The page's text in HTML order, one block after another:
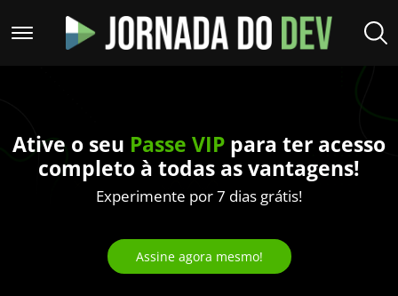
Ative o seu Passe VIP para ter acesso
completo à todas as vantagens!
Experimente por 7 dias grátis!
Assine agora mesmo!